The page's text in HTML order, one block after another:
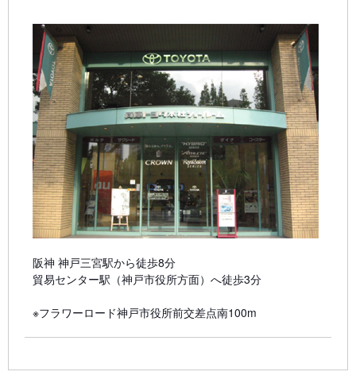
阪神 神戸三宮駅から徒歩8分
貿易センター駅（神戸市役所方面）へ徒歩3分
※フラワーロード神戸市役所前交差点南100m